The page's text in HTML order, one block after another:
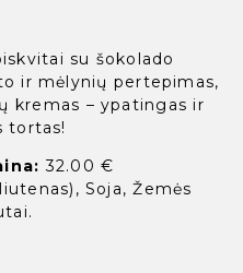
su šokolado
ir mėlynių pertepimas,
kremas – ypatingas ir
tortas!
32.00 €
Soja, Žemės